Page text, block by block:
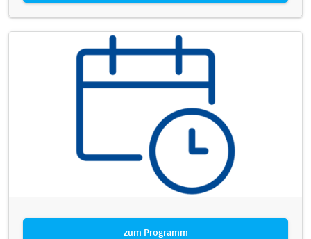
zum Programm